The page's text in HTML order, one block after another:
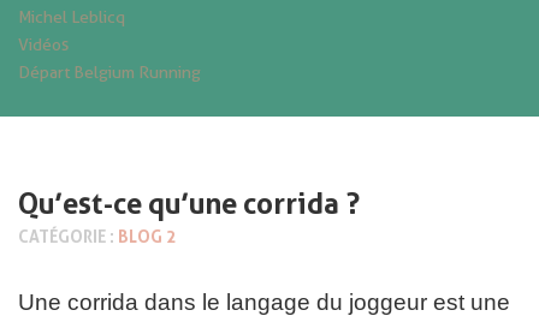
Michel Leblicq
Vidéos
Départ Belgium Running
Qu’est-ce qu’une corrida ?
CATÉGORIE : BLOG 2
Une corrida dans le langage du joggeur est une